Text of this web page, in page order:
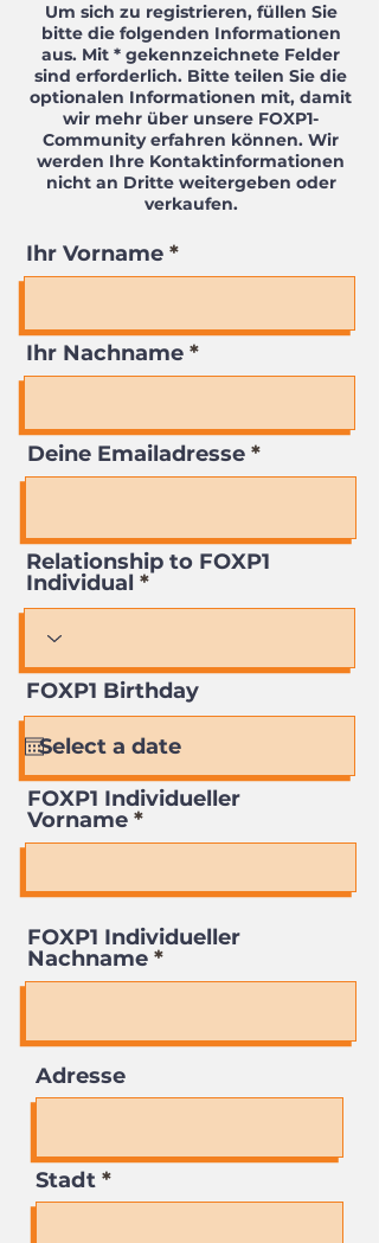
Um sich zu registrieren, füllen Sie
bitte die folgenden Informationen
aus. Mit * gekennzeichnete Felder
sind erforderlich. Bitte teilen Sie die
optionalen Informationen mit, damit
wir mehr über unsere FOXP1-
Community erfahren können. Wir
werden Ihre Kontaktinformationen
nicht an Dritte weitergeben oder
verkaufen.
Ihr Vorname
Ihr Nachname
Deine Emailadresse
Relationship to FOXP1
Individual
FOXP1 Birthday
FOXP1 Individueller
Vorname
FOXP1 Individueller
Nachname
Adresse
Stadt